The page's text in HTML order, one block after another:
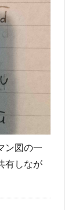
ン図の一
有しなが